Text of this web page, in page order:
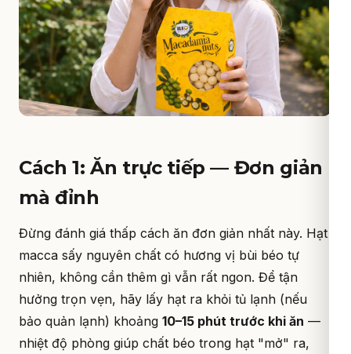
Cách 1: Ăn trực tiếp — Đơn giản
mà đỉnh
Đừng đánh giá thấp cách ăn đơn giản nhất này. Hạt
macca sấy nguyên chất có hương vị bùi béo tự
nhiên, không cần thêm gì vẫn rất ngon. Để tận
hưởng trọn vẹn, hãy lấy hạt ra khỏi tủ lạnh (nếu
bảo quản lạnh) khoảng 10–15 phút trước khi ăn —
nhiệt độ phòng giúp chất béo trong hạt "mở" ra,